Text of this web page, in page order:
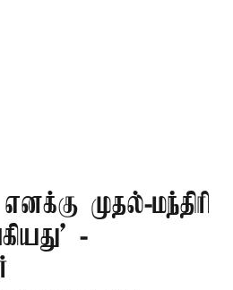
முதல்-மந்திரி
-